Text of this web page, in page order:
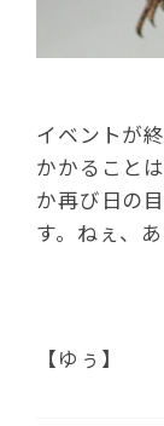
イベントが
かかること
か再び日の
す。ねぇ、あ
【ゆぅ】